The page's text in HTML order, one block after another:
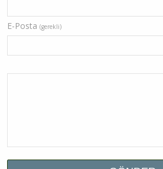
E-Posta (gerekli)